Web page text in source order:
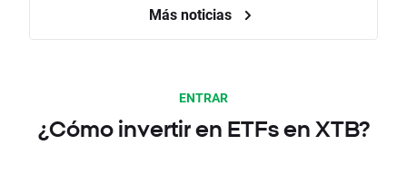
Más noticias
ENTRAR
¿Cómo invertir en ETFs en XTB?